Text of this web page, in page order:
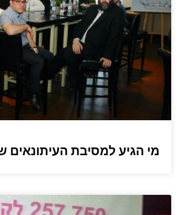
מי הגיע למסיבת העיתונאים